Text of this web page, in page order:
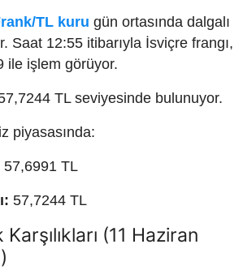
TL kuru gün ortasında dalgalı
Saat 12:55 itibarıyla İsviçre frangı,
ile işlem görüyor.
TL seviyesinde bulunuyor.
piyasasında:
57,6991 TL
57,7244 TL
(11 Haziran